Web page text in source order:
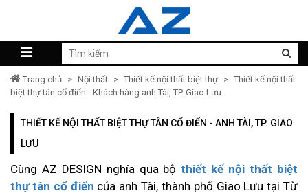
Trang chủ > Nội thất > Thiết kế nội thất biệt thự > Thiết kế nội thất
biệt thự tân cổ điển - Khách hàng anh Tài, TP. Giao Lưu
THIẾT KẾ NỘI THẤT BIỆT THỰ TÂN CỔ ĐIỂN - ANH TÀI, TP. GIAO
LƯU
Cùng AZ DESIGN nghía qua bộthiết kế nội thất biệt
thự tân cổ điển của anh Tài, thành phố Giao Lưu tại Từ